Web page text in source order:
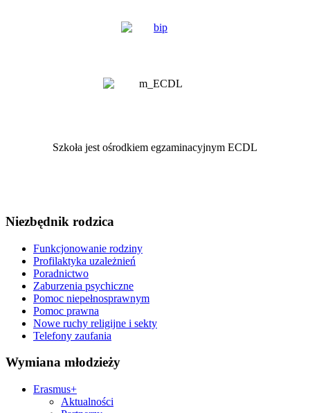
Szkoła jest ośrodkiem egzaminacyjnym ECDL
Niezbędnik rodzica
Funkcjonowanie rodziny
Profilaktyka uzależnień
Poradnictwo
Zaburzenia psychiczne
Pomoc niepełnosprawnym
Pomoc prawna
Nowe ruchy religijne i sekty
Telefony zaufania
Wymiana młodzieży
Erasmus+
Aktualności